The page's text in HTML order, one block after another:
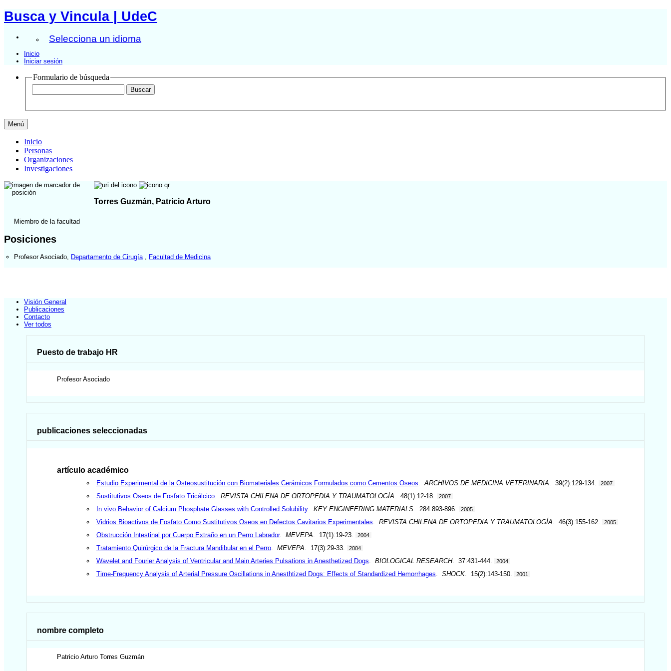
Busca y Vincula | UdeC
Selecciona un idioma
Inicio
Iniciar sesión
Formulario de búsqueda
Menú
Inicio
Personas
Organizaciones
Investigaciones
Torres Guzmán, Patricio Arturo
Miembro de la facultad
Posiciones
Profesor Asociado Departamento de Cirugía Facultad de Medicina
Visión General
Publicaciones
Contacto
Ver todos
Puesto de trabajo HR
Profesor Asociado
publicaciones seleccionadas
artículo académico
Estudio Experimental de la Osteosustitución con Biomateriales Cerámicos Formulados como Cementos Oseos ARCHIVOS DE MEDICINA VETERINARIA . 39(2):129-134. 2007
Sustitutivos Oseos de Fosfato Tricálcico. REVISTA CHILENA DE ORTOPEDIA Y TRAUMATOLOGÍA . 48(1):12-18. 2007
In vivo Behavior of Calcium Phosphate Glasses with Controlled Solubility. KEY ENGINEERING MATERIALS. 284:893-896. 2005
Vidrios Bioactivos de Fosfato Como Sustitutivos Oseos en Defectos Cavitarios Experimentales REVISTA CHILENA DE ORTOPEDIA Y TRAUMATOLOGÍA . 46(3):155-162. 2005
Obstrucción Intestinal por Cuerpo Extraño en un Perro Labrador. MEVEPA . 17(1):19-23. 2004
Tratamiento Quirúrgico de la Fractura Mandibular en el Perro. MEVEPA . 17(3):29-33. 2004
Wavelet and Fourier Analysis of Ventricular and Main Arteries Pulsations in Anesthetized Dogs BIOLOGICAL RESEARCH. 37:431-444. 2004
Time-Frequency Analysis of Arterial Pressure Oscillations in Anesthtized Dogs: Effects of Standardized Hemorrhages SHOCK. 15(2):143-150. 2001
nombre completo
Patricio Arturo Torres Guzmán